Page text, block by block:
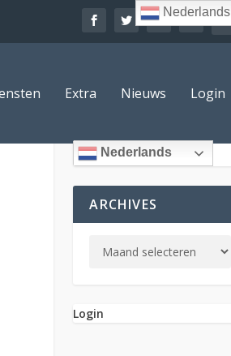
Extra Nieuws Login
Nederlands
ARCHIVES
Login
Nederlands